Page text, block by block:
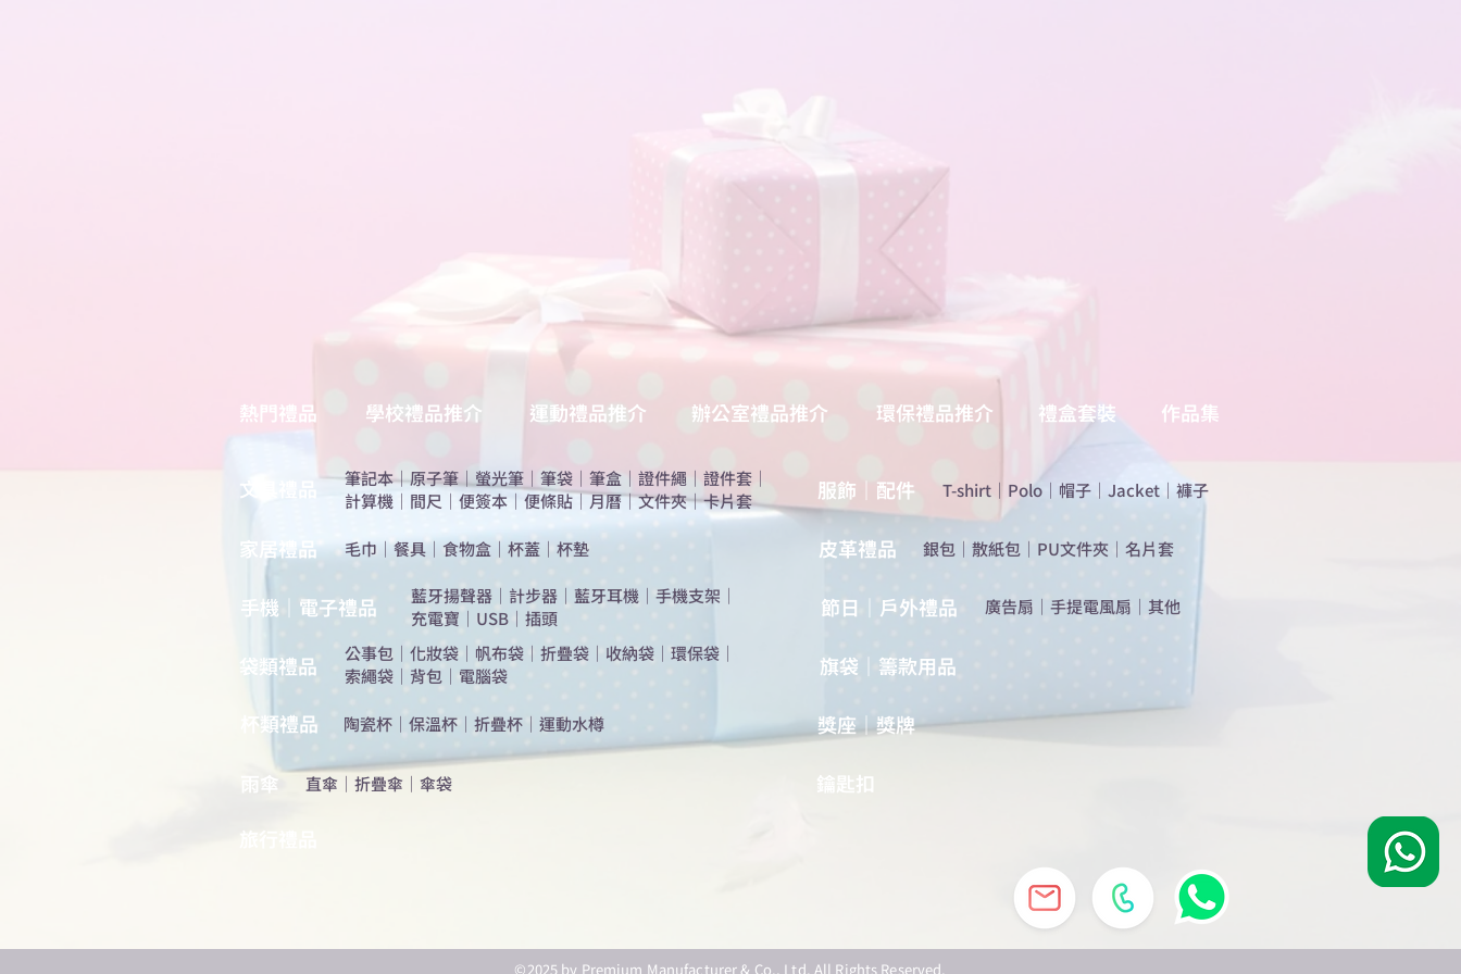
熱門禮品 學校禮品推介 運動禮品推介 辦公室禮品推介 環保禮品推介 禮盒套裝 作品集
​文具禮品 筆記本｜原子筆｜ 螢光筆 ｜ 筆袋 ｜ 筆盒 ｜ 證件繩 ｜ 證件套 ｜
計算機 ｜ 間尺 ｜ 便簽本 ｜ 便條貼｜月曆｜文件夾｜卡片套
​家居禮品 ​毛巾 ｜餐具｜ 食物盒 ｜ 杯蓋 ｜ 杯墊
手機｜電子禮品 ​藍牙揚聲器 ｜ 計步器 ｜ 藍牙耳機 ｜ 手機支架 ｜
充電寶 ｜ USB ｜ 插頭
​袋類禮品 公事包 ｜ 化妝袋 ｜ 帆布袋 ｜ 折疊袋 ｜ 收納袋 ｜ 環保袋 ｜
索繩袋 ｜ 背包 ｜ 電腦袋
杯類禮品 陶瓷杯 ｜ 保溫杯 ｜ 折疊杯 ｜ 運動水樽
雨傘 直傘 ｜ 折疊傘 ｜ 傘袋
服飾｜配件 T-shirt ｜ Polo ｜ 帽子 ｜ Jacket ｜ 褲子
​皮革禮品 ​銀包 ｜ 散紙包 ｜ PU文件夾 ｜ 名片套
節日｜戶外禮品 ​廣告扇 ｜ 手提電風扇 ｜ 其他
旗袋｜籌款用品
​獎座｜獎牌
​鑰匙扣
©2025 by Premium Manufacturer & Co., Ltd. All Rights Reserved.